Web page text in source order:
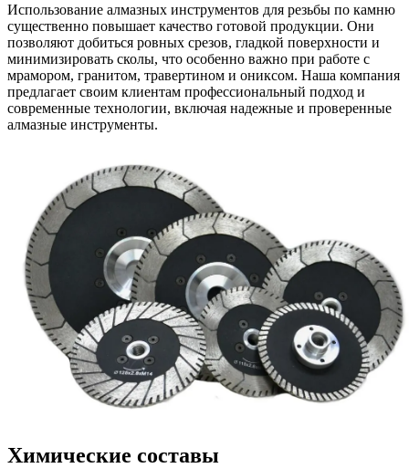
Использование алмазных инструментов для резьбы по камню
существенно повышает качество готовой продукции. Они
позволяют добиться ровных срезов, гладкой поверхности и
минимизировать сколы, что особенно важно при работе с
мрамором, гранитом, травертином и ониксом. Наша компания
предлагает своим клиентам профессиональный подход и
современные технологии, включая надежные и проверенные
алмазные инструменты.
Химические составы